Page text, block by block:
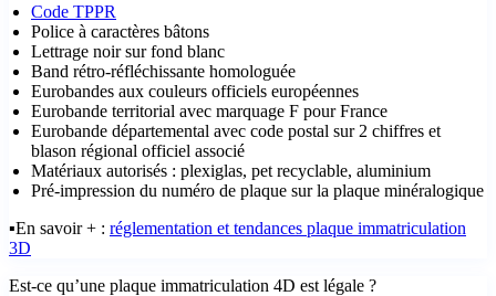
Code TPPR
Police à caractères bâtons
Lettrage noir sur fond blanc
Band rétro-réfléchissante homologuée
Eurobandes aux couleurs officiels européennes
Eurobande territorial avec marquage F pour France
Eurobande départemental avec code postal sur 2 chiffres et
blason régional officiel associé
Matériaux autorisés : plexiglas, pet recyclable, aluminium
Pré-impression du numéro de plaque sur la plaque minéralogique
▪️En savoir + : réglementation et tendances plaque immatriculation
3D
Est-ce qu’une plaque immatriculation 4D est légale ?